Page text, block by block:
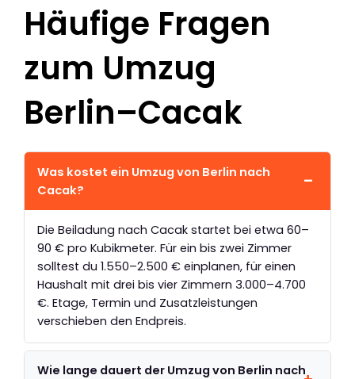
Häufige Fragen
zum Umzug
Berlin–Cacak
Was kostet ein Umzug von Berlin nach
Cacak?
Die Beiladung nach Cacak startet bei etwa 60–
90 € pro Kubikmeter. Für ein bis zwei Zimmer
solltest du 1.550–2.500 € einplanen, für einen
Haushalt mit drei bis vier Zimmern 3.000–4.700
€. Etage, Termin und Zusatzleistungen
verschieben den Endpreis.
Wie lange dauert der Umzug von Berlin nach